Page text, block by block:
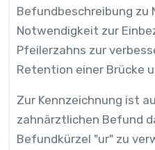
Befundbeschreibung zu
Notwendigkeit zur
Pfeilerzahns zur
Retention einer Brücke
Zur Kennzeichnung ist
zahnärztlichen Befund
Befundkürzel "ur" zu